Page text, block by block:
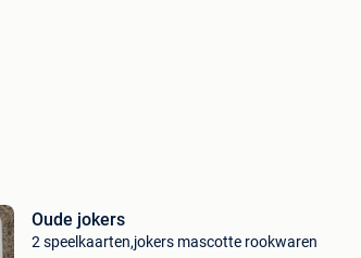
Oude jokers
2 speelkaarten,jokers mascotte rookwaren